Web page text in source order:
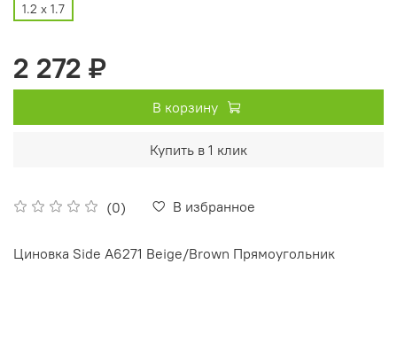
(0) В избранное
1.2 х 1.7
2 272 ₽
В корзину
Купить в 1 клик
Циновка Side A6271 Beige/Brown Прямоугольник